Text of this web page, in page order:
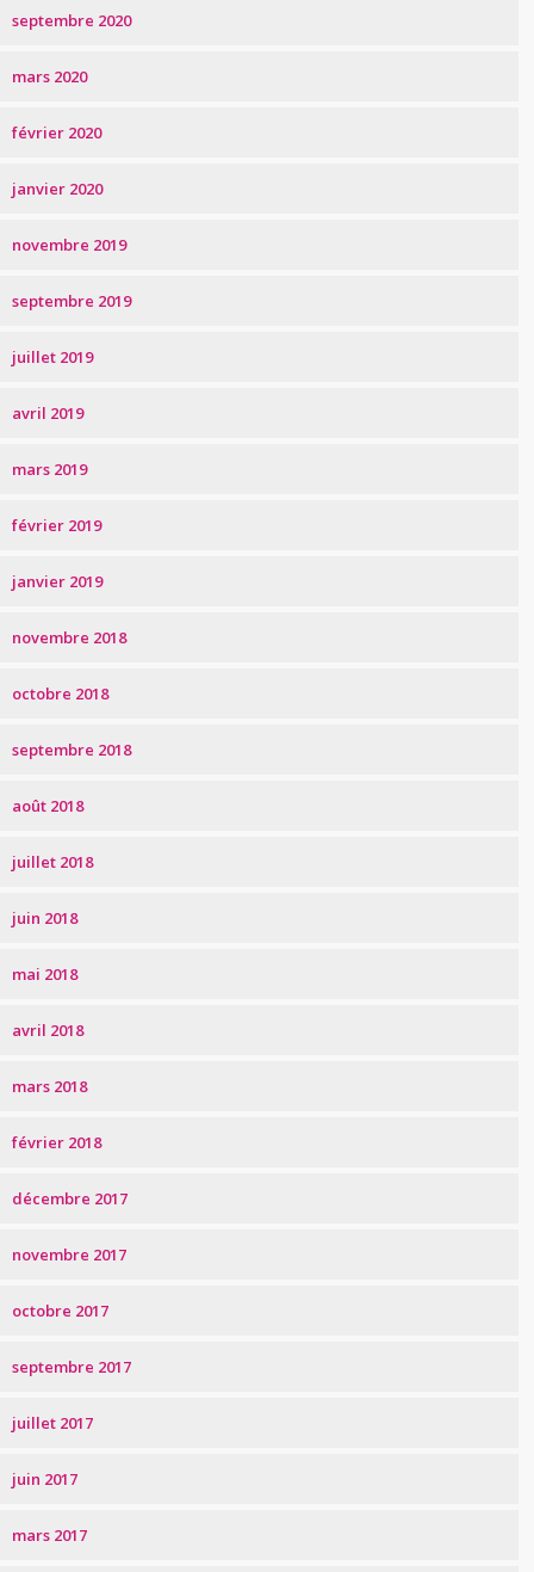
septembre 2020
mars 2020
février 2020
janvier 2020
novembre 2019
septembre 2019
juillet 2019
avril 2019
mars 2019
février 2019
janvier 2019
novembre 2018
octobre 2018
septembre 2018
août 2018
juillet 2018
juin 2018
mai 2018
avril 2018
mars 2018
février 2018
décembre 2017
novembre 2017
octobre 2017
septembre 2017
juillet 2017
juin 2017
mars 2017